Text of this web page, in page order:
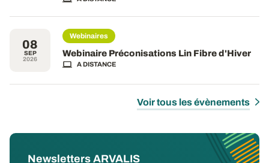
08
SEP
2026
Webinaires
Webinaire Préconisations Lin Fibre d'Hiver
A DISTANCE
Voir tous les évènements
Newsletters ARVALIS